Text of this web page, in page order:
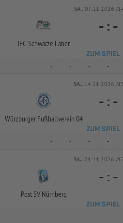
SA.. 07.11.2026 /
JFG Schwarze Laber
- : -
ZUM SPIEL
- - - -
SA.. 14.11.2026 /
Würzburger Fußballverein 04
- : -
ZUM SPIEL
- - - -
SA.. 21.11.2026 /
Post SV Nürnberg
- : -
ZUM SPIEL
- - - -